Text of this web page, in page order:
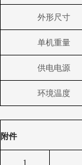
外形尺寸
单机重量
供电电源
环境温度
附件
1